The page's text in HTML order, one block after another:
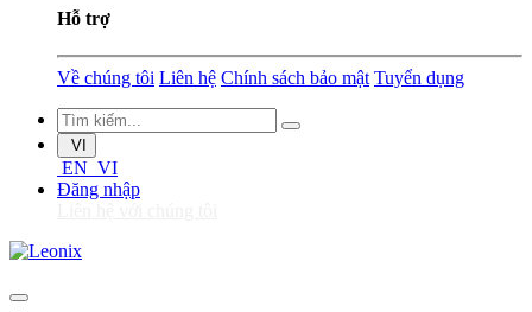
Hỗ trợ
Về chúng tôi Liên hệ Chính sách bảo mật Tuyển dụng
VI
EN VI
Đăng nhập